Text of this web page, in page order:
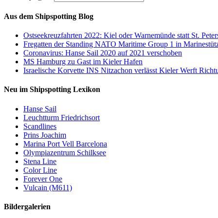
Aus dem Shipspotting Blog
Ostseekreuzfahrten 2022: Kiel oder Warnemünde statt St.
Fregatten der Standing NATO Maritime Group 1 in
Coronavirus: Hanse Sail 2020 auf 2021 verschoben
MS Hamburg zu Gast im Kieler Hafen
Israelische Korvette INS Nitzachon verlässt Kieler Werft
Neu im Shipspotting Lexikon
Hanse Sail
Leuchtturm Friedrichsort
Scandlines
Prins Joachim
Marina Port Vell Barcelona
Olympiazentrum Schilksee
Stena Line
Color Line
Forever One
Vulcain (M611)
Bildergalerien